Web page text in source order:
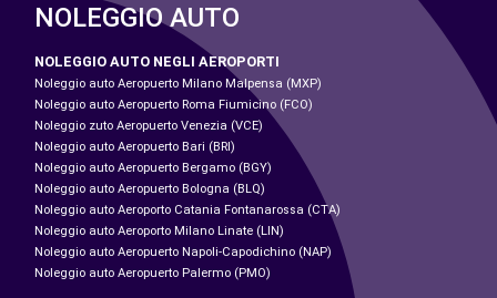
NOLEGGIO AUTO
NOLEGGIO AUTO NEGLI AEROPORTI
Noleggio auto Aeropuerto Milano Malpensa (MXP)
Noleggio auto Aeropuerto Roma Fiumicino (FCO)
Noleggio zuto Aeropuerto Venezia (VCE)
Noleggio auto Aeropuerto Bari (BRI)
Noleggio auto Aeropuerto Bergamo (BGY)
Noleggio auto Aeropuerto Bologna (BLQ)
Noleggio auto Aeroporto Catania Fontanarossa (CTA)
Noleggio auto Aeroporto Milano Linate (LIN)
Noleggio auto Aeropuerto Napoli-Capodichino (NAP)
Noleggio auto Aeropuerto Palermo (PMO)